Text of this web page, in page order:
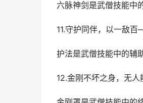
六脉神剑是武僧技能中
11.守护同伴，以一敌
护法是武僧技能中的辅
12.金刚不坏之身，无